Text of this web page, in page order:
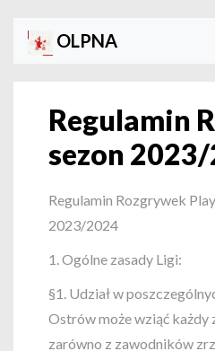
OLPNA
Regulamin
sezon
Regulamin Rozgrywek
2023/2024
1. Ogólne zasady Ligi:
§1. Udział w
Ostrów może wziąć każdy
zarówno z zawodników